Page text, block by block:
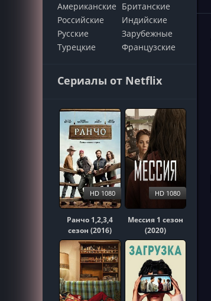
Американские Британские
Российские
Индийские
Русские
Зарубежные
Турецкие
Французские
Сериалы от Netflix
Ранчо 1,2,3,4
сезон (2016)
HD 1080
Мессия 1 сезон
(2020)
HD 1080